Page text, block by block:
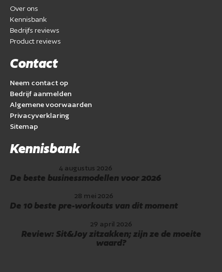
Over ons
Kennisbank
Bedrijfs reviews
Product reviews
Contact
Neem contact op
Bedrijf aanmelden
Algemene voorwaarden
Privacyverklaring
Sitemap
Kennisbank
4 augustus 2026
De beste businessmodellen voor 2026
28 mei 2026
De 10 beste pre-workouts van dit moment
29 april 2026
Review: Sit&Joy zitzakken; zijn ze de moeite
waard?